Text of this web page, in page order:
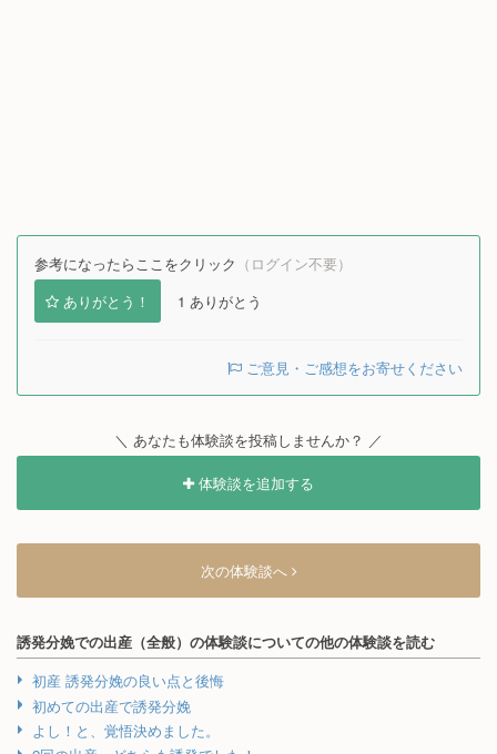
参考になったらここをクリック （ログイン不要）
ありがとう！
1 ありがとう
ご意見・ご感想をお寄せください
＼ あなたも体験談を投稿しませんか？ ／
体験談を追加する
次の体験談へ
誘発分娩での出産（全般）の体験談についての他の体験談を読む
初産 誘発分娩の良い点と後悔
初めての出産で誘発分娩
よし！と、覚悟決めました。